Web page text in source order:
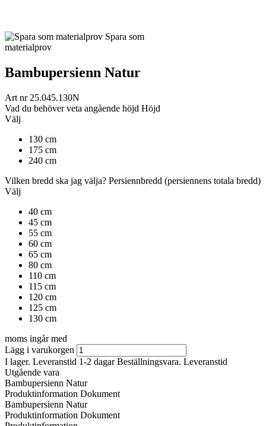
Spara som
materialprov
Bambupersienn Natur
Art nr 25.045.130N
Vad du behöver veta angående höjd Höjd
Välj
130 cm
175 cm
240 cm
Vilken bredd ska jag välja? Persiennbredd (persiennens totala bredd)
Välj
40 cm
45 cm
55 cm
60 cm
65 cm
80 cm
110 cm
115 cm
120 cm
125 cm
130 cm
moms ingår med
Lägg i varukorgen
I lager. Leveranstid 1-2 dagar Beställningsvara. Leveranstid
Utgående vara
Bambupersienn Natur
Produktinformation Dokument
Bambupersienn Natur
Produktinformation Dokument